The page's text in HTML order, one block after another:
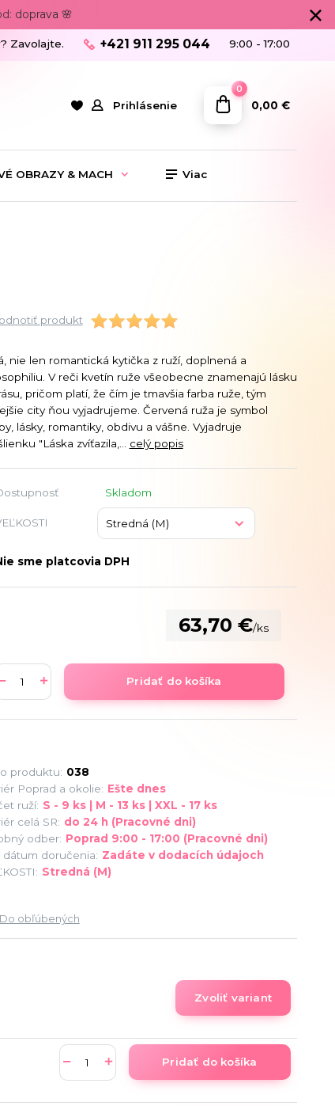
doprava 🌸
Prihlásenie
Zavolajte. +421 911 295 044 9:00 - 17:00
0
0,00 €
OBRAZY & MACH Viac
produkt
nie len romantická kytička z ruží, doplnená a
V reči kvetín ruže všeobecne znamenajú lásku
pričom platí, že čím je tmavšia farba ruže, tým
city ňou vyjadrujeme. Červená ruža je symbol
lásky, romantiky, obdivu a vášne. Vyjadruje
"Láska zvíťazila,... celý popis
Skladom
sme platcovia DPH
63,70 €/ks
Pridať do košíka
produktu: 038
Poprad a okolie: Ešte dnes
ruží: S - 9 ks | M - 13 ks | XXL - 17 ks
celá SR: do 24 h (Pracovné dni)
odber: Poprad 9:00 - 17:00 (Pracovné dni)
dátum doručenia: Zadáte v dodacích údajoch
Stredná (M)
Do obľúbených
Zvoliť variant
Pridať do košíka